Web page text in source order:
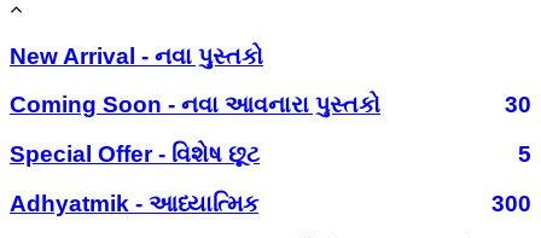
New Arrival - નવા પુસ્તકો
Coming Soon - નવા આવનારા પુસ્તકો
30
Special Offer - વિશેષ છૂટ
5
Adhyatmik - આધ્યાત્મિક
300